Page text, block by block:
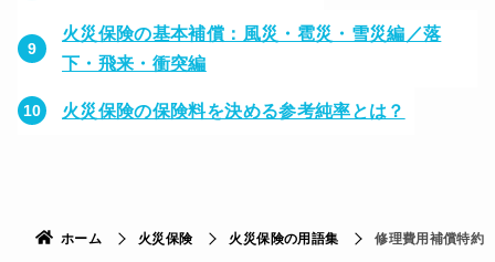
火災保険の基本補償：風災・雹災・雪災編／落
下・飛来・衝突編
火災保険の保険料を決める参考純率とは？
ホーム 火災保険 火災保険の用語集 修理費用補償特約